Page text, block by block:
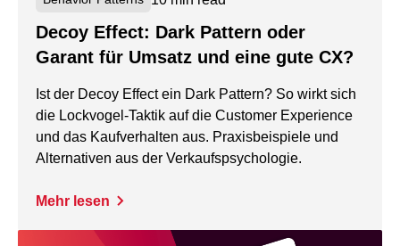
Decoy Effect: Dark Pattern oder
Garant für Umsatz und eine gute CX?
Ist der Decoy Effect ein Dark Pattern? So wirkt sich
die Lockvogel-Taktik auf die Customer Experience
und das Kaufverhalten aus. Praxisbeispiele und
Alternativen aus der Verkaufspsychologie.
Mehr lesen